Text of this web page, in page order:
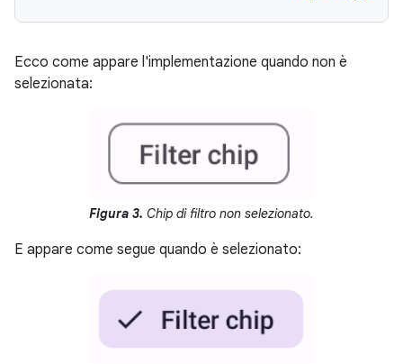
Ecco come appare l'implementazione quando non è
selezionata:
Figura 3. Chip di filtro non selezionato.
E appare come segue quando è selezionato: